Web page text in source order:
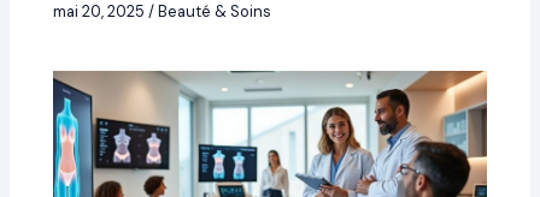
mai 20, 2025/Beauté & Soins